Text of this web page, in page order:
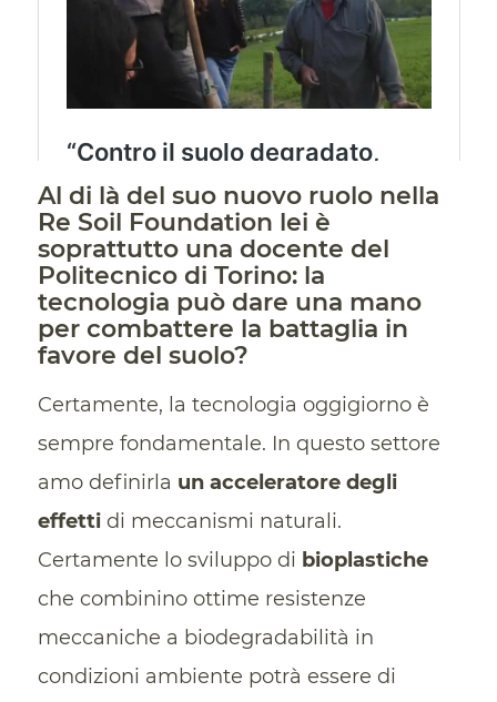
Al di là del suo nuovo ruolo nella
Re Soil Foundation lei è
soprattutto una docente del
Politecnico di Torino: la
tecnologia può dare una mano
per combattere la battaglia in
favore del suolo?
Certamente, la tecnologia oggigiorno è
sempre fondamentale. In questo settore
amo definirla un acceleratore degli
effettidi meccanismi naturali.
Certamente lo sviluppo di bioplastiche
che combinino ottime resistenze
meccaniche a biodegradabilità in
condizioni ambiente potrà essere di